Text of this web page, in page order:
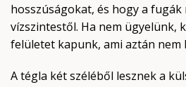
hosszúságokat, és hogy a fugák
vízszintestől. Ha nem ügyelünk,
felületet kapunk, ami aztán nem
A tégla két széléből lesznek a